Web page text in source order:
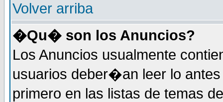
Volver arriba
�Qu� son los Anuncios?
Los Anuncios usualmente
usuarios deber�an leer lo
primero en las listas de temas